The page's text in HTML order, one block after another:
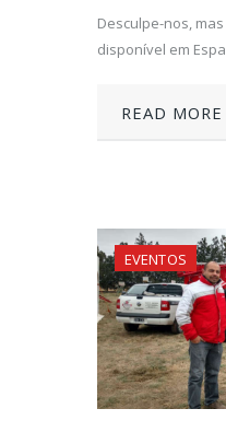
Desculpe-nos,
disponível em
READ MORE
EVENTOS